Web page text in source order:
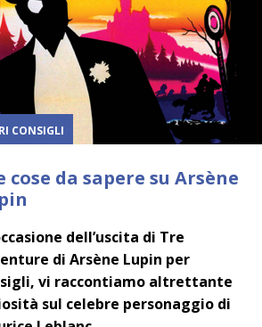
CONSIGLI
cose da sapere su Arsène
dell’uscita di Tre
di Arsène Lupin per
vi raccontiamo altrettante
sul celebre personaggio di